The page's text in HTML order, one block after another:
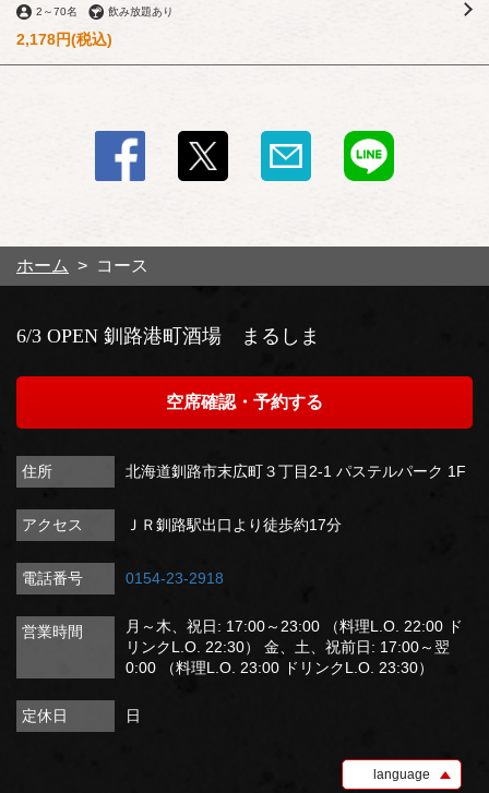
2 ～70名 飲み放題あり
2,178円(税込)
ホーム コース
6/3 OPEN 釧路港町酒場 まるしま
空席確認・予約する
住所 北海道釧路市末広町３丁目2-1 パステルパーク 1F
アクセス ＪＲ釧路駅出口より徒歩約17分
電話番号 0154-23-2918
営業時間
月～木、祝日: 17:00～23:00 （料理L.O. 22:00 ド
リンクL.O. 22:30） 金、土、祝前日: 17:00～翌
0:00 （料理L.O. 23:00 ドリンクL.O. 23:30）
定休日 日
language